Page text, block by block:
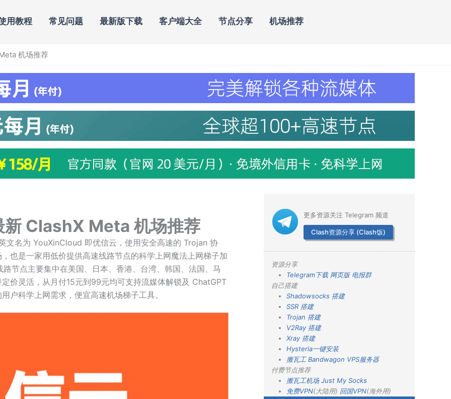
用教程 常见问题 最新版下载 客户端大全 节点分享 机场推荐
机场推荐
ClashX Meta 机场推荐
文名为 YouXinCloud 即优信云，使用安全高速的 Trojan 协
也是一家用低价提供高速线路节点的科学上网魔法上网梯子加
节点主要集中在美国、日本、香港、台湾、韩国、法国、马
价灵活，从月付15元到99元均可支持流媒体解锁及 ChatGPT
户科学上网需求，便宜高速机场梯子工具。
更多资源关注 Telegram 频道
Clash资源分享 (Clash饭)
资源分享
Telegram下载 网页版 电报群
自己搭建
Shadowsocks 搭建
SSR 搭建
Trojan 搭建
V2Ray 搭建
Xray 搭建
Hysteria一键安装
搬瓦工 Bandwagon VPS服务器
付费节点推荐
搬瓦工机场 Just My Socks
免费VPN(大陆用) 回国VPN(海外用)